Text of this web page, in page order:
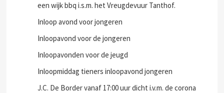
een wijk bbq i.s.m. het Vreugdevuur Tanthof.
Inloop avond voor jongeren
Inloopavond voor de jongeren
Inloopavonden voor de jeugd
Inloopmiddag tieners inloopavond jongeren
J.C. De Border vanaf 17:00 uur dicht i.v.m. de corona